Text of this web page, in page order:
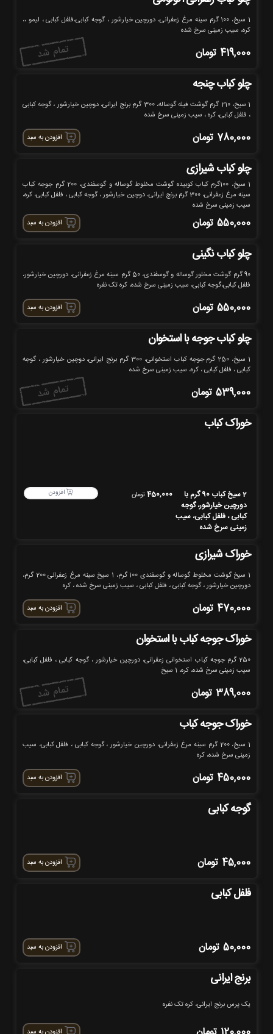
1 سیخ، 100 گرم سینه مرغ زعفرانی، دورچین خیارشور ، گوجه کبابی،فلفل کبابی ، لیمو ،،
کره، سیب زمینی سرخ شده
419,000 تومان
چلو کباب چنجه
1 سیخ، 210 گرم گوشت فیله گوساله، 300 گرم برنج ایرانی، دوچین خیارشور ، گوجه کبابی
، فلفل کبابی، کره ، سیب زمینی سرخ شده
780,000 تومان افزودن به سبد
چلو کباب شیرازی
1 سیخ، 100گرم کباب کوبیده گوشت مخلوط گوساله و گوسفندی، 200 گرم جوجه کباب
سینه مرغ زعفرانی، 300 گرم برنج ایرانی، دوچین خیارشور ، گوجه کبابی ، فلفل کبابی، کره،
سیب زمینی سرخ شده
550,000 تومان افزودن به سبد
چلو کباب نگینی
90 گرم گوشت مخلور گوساله و گوسفندی، 50 گرم سینه مرغ زعفرانی، دورچین خیارشور،
فلفل کبابی،گوجه کبابی، سیب زمینی سرخ شده، کره تک نفره
550,000 تومان افزودن به سبد
چلو کباب جوجه با استخوان
1 سیخ، 250 گرم جوجه کباب استخوانی، 300 گرم برنج ایرانی، دوچین خیارشور ، گوجه
کبابی ، فلفل کبابی ، کره، سیب زمینی سرخ شده
539,000 تومان
خوراک کباب
2 سیخ کباب 90 گرم با
دورچین خیارشور، گوجه
کبابی ، فلفل کبابی، سیب
زمینی سرخ شده
450,000تومان افزودن
خوراک شیرازی
1 سیخ گوشت مخلوط گوساله و گوسفندی 100 گرم، 1 سیخ سینه مرغ زعفرانی 200 گرم،
دورچین خیارشور ، گوجه کبابی ، فلفل کبابی ، سیب زمینی سرخ شده ، کره
470,000 تومان افزودن به سبد
خوراک جوجه کباب با استخوان
250 گرم جوجه کباب استخوانی زعفرانی، دورچین خیارشور ، گوجه کبابی ، فلفل کبابی،
سیب زمینی سرخ شده، کره، 1 سیخ
389,000 تومان
خوراک جوجه کباب
1 سیخ، 200 گرم سینه مرغ زعفرانی، دورچین خیارشور ، گوجه کبابی ، فلفل کبابی، سیب
زمینی سرخ شده، کره
450,000 تومان افزودن به سبد
گوجه کبابی
45,000 تومان افزودن به سبد
فلفل کبابی
50,000 تومان افزودن به سبد
برنج ایرانی
یک پرس برنج ایرانی، کره تک نفره